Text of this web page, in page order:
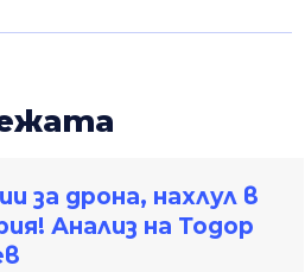
за дрона, нахлул в
Анализ на Тодор